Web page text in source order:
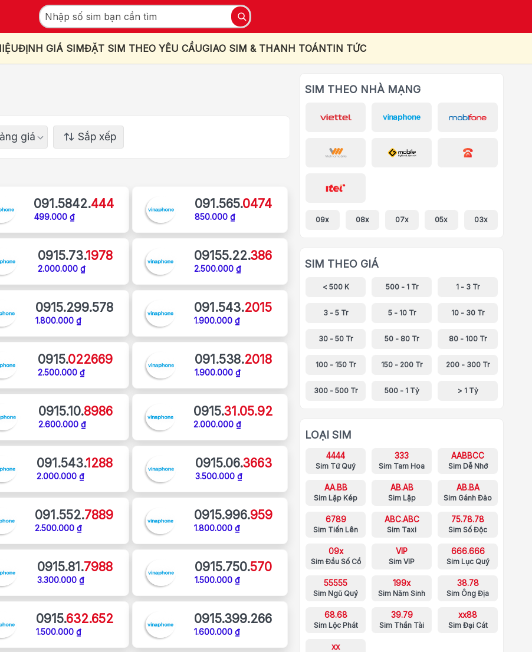
ĐỊNH GIÁ SIMĐẶT SIM THEO YÊU CẦUGIAO SIM & THANH TOÁNTIN TỨC
giá Sắp xếp
091.5842.444
499.000 ₫
091.565.0474
850.000 ₫
0915.73.1978
2.000.000 ₫
09155.22.386
2.500.000 ₫
0915.299.578
1.800.000 ₫
091.543.2015
1.900.000 ₫
0915.022669
2.500.000 ₫
091.538.2018
1.900.000 ₫
0915.10.8986
2.600.000 ₫
0915.31.05.92
2.000.000 ₫
091.543.1288
2.000.000 ₫
0915.06.3663
3.500.000 ₫
091.552.7889
2.500.000 ₫
0915.996.959
1.800.000 ₫
0915.81.7988
3.300.000 ₫
0915.750.570
1.500.000 ₫
0915.632.652
1.500.000 ₫
0915.399.266
1.600.000 ₫
SIM THEO NHÀ MẠNG
09x 08x 07x 05x 03x
SIM THEO GIÁ
< 500 K 500 - 1 Tr 1 - 3 Tr
3 - 5 Tr 5 - 10 Tr 10 - 30 Tr
30 - 50 Tr 50 - 80 Tr 80 - 100 Tr
100 - 150 Tr 150 - 200 Tr 200 - 300 Tr
300 - 500 Tr 500 - 1 Tỷ > 1 Tỷ
LOẠI SIM
4444
Sim Tứ Quý
333
Sim Tam Hoa
AABBCC
Sim Dễ Nhớ
AA.BB
Sim Lặp Kép
AB.AB
Sim Lặp
AB.BA
Sim Gánh Đảo
6789
Sim Tiến Lên
ABC.ABC
Sim Taxi
75.78.78
Sim Số Độc
09x
Sim Đầu Số Cổ
VIP
Sim VIP
666.666
Sim Lục Quý
55555
Sim Ngũ Quý
199x
Sim Năm Sinh
38.78
Sim Ông Địa
68.68
Sim Lộc Phát
39.79
Sim Thần Tài
xx88
Sim Đại Cát
xx